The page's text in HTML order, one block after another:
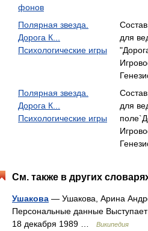
фонов
Полярная звезда.
Дорога К...
Психологические игры
для
Полярная звезда.
Дорога К...
Психологические игры
для
См. также в других
Ушакова — Ушакова, Арина
Персональные данные
18 декабря 1989 …
Википедия